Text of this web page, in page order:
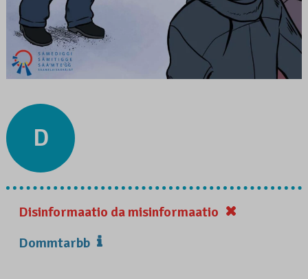
D
Disinformaatio da misinformaatio
Dommtarbb